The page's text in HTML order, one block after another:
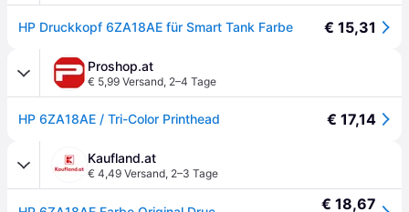
HP Druckkopf 6ZA18AE für Smart Tank Farbe € 15,31
Proshop.at
€ 5,99 Versand, 2–4 Tage
HP 6ZA18AE / Tri-Color Printhead € 17,14
Kaufland.at
€ 4,49 Versand, 2–3 Tage
€ 18,67